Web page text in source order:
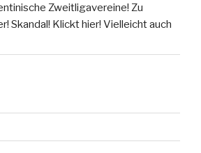
Zweitligavereine! Zu
Skandal! Klickt hier! Vielleicht auch